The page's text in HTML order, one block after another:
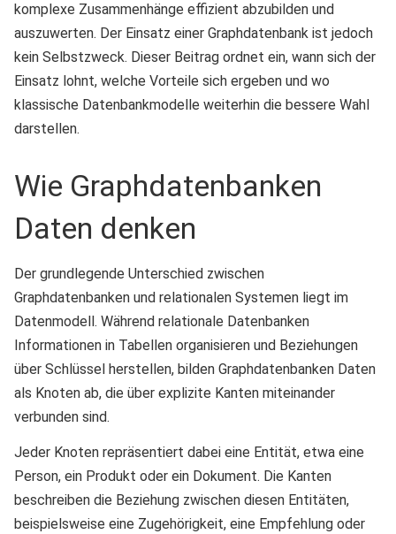
komplexe Zusammenhänge effizient abzubilden und
auszuwerten. Der Einsatz einer Graphdatenbank ist jedoch
kein Selbstzweck. Dieser Beitrag ordnet ein, wann sich der
Einsatz lohnt, welche Vorteile sich ergeben und wo
klassische Datenbankmodelle weiterhin die bessere Wahl
darstellen.
Wie Graphdatenbanken
Daten denken
Der grundlegende Unterschied zwischen
Graphdatenbanken und relationalen Systemen liegt im
Datenmodell. Während relationale Datenbanken
Informationen in Tabellen organisieren und Beziehungen
über Schlüssel herstellen, bilden Graphdatenbanken Daten
als Knoten ab, die über explizite Kanten miteinander
verbunden sind.
Jeder Knoten repräsentiert dabei eine Entität, etwa eine
Person, ein Produkt oder ein Dokument. Die Kanten
beschreiben die Beziehung zwischen diesen Entitäten,
beispielsweise eine Zugehörigkeit, eine Empfehlung oder